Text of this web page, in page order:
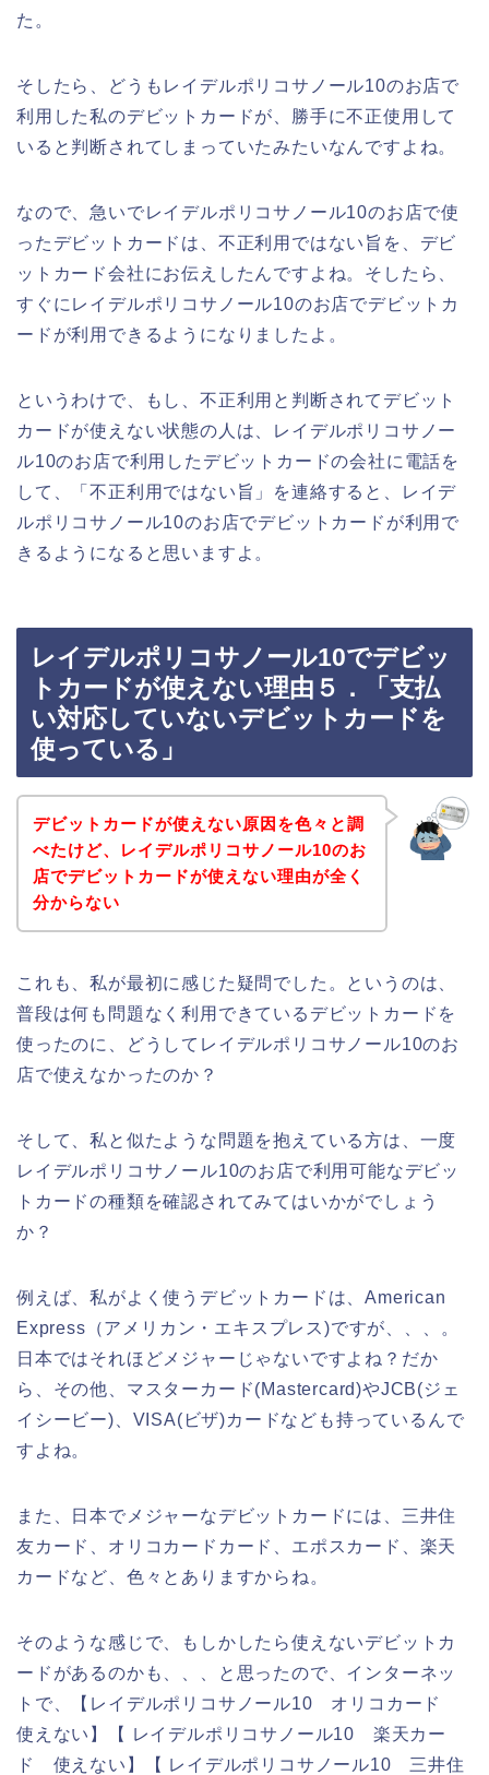
た。
そしたら、どうもレイデルポリコサノール10のお店で
利用した私のデビットカードが、勝手に不正使用して
いると判断されてしまっていたみたいなんですよね。
なので、急いでレイデルポリコサノール10のお店で使
ったデビットカードは、不正利用ではない旨を、デビ
ットカード会社にお伝えしたんですよね。そしたら、
すぐにレイデルポリコサノール10のお店でデビットカ
ードが利用できるようになりましたよ。
というわけで、もし、不正利用と判断されてデビット
カードが使えない状態の人は、レイデルポリコサノー
ル10のお店で利用したデビットカードの会社に電話を
して、「不正利用ではない旨」を連絡すると、レイデ
ルポリコサノール10のお店でデビットカードが利用で
きるようになると思いますよ。
レイデルポリコサノール10でデビッ
トカードが使えない理由５．「支払
い対応していないデビットカードを
使っている」
デビットカードが使えない原因を色々と調
べたけど、レイデルポリコサノール10のお
店でデビットカードが使えない理由が全く
分からない
これも、私が最初に感じた疑問でした。というのは、
普段は何も問題なく利用できているデビットカードを
使ったのに、どうしてレイデルポリコサノール10のお
店で使えなかったのか？
そして、私と似たような問題を抱えている方は、一度
レイデルポリコサノール10のお店で利用可能なデビッ
トカードの種類を確認されてみてはいかがでしょう
か？
例えば、私がよく使うデビットカードは、American
Express（アメリカン・エキスプレス)ですが、、、。
日本ではそれほどメジャーじゃないですよね？だか
ら、その他、マスターカード(Mastercard)やJCB(ジェ
イシービー)、VISA(ビザ)カードなども持っているんで
すよね。
また、日本でメジャーなデビットカードには、三井住
友カード、オリコカードカード、エポスカード、楽天
カードなど、色々とありますからね。
そのような感じで、もしかしたら使えないデビットカ
ードがあるのかも、、、と思ったので、インターネッ
トで、【レイデルポリコサノール10 オリコカード
使えない】【 レイデルポリコサノール10 楽天カー
ド 使えない】【 レイデルポリコサノール10 三井住